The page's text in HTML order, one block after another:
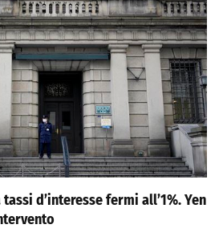
d’interesse fermi all’1%. Yen